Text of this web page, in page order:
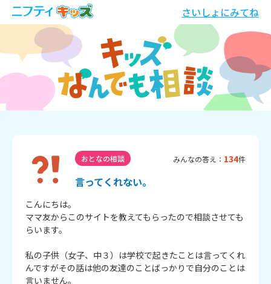
さいしょにみてね
おとなの相談 みんなの答え： 134件
言ってくれない。
こんにちは。
ママ友からこのサイトを教えてもらったので相談させても
らいます。
私の子供（女子、中３）は学校で起きたことは言ってくれ
んですがその話は他の友達のことばっかりで自分のことは
言いません。